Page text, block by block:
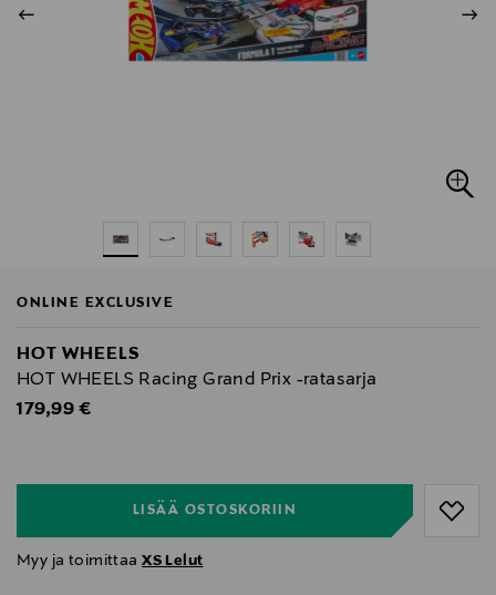
ONLINE EXCLUSIVE
HOT WHEELS
HOT WHEELS Racing Grand Prix -ratasarja
Original Price
179,99 €
LISÄÄ OSTOSKORIIN
Myy ja toimittaaXS Lelut